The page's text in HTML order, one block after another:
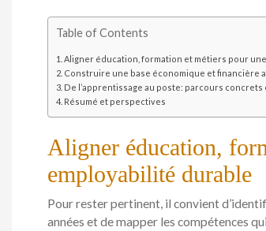
Table of Contents
Aligner éducation, formation et métiers pour
Construire une base économique et financière
De l’apprentissage au poste: parcours
Résumé et perspectives
Aligner éducation,
employabilité durable
Pour rester pertinent, il convient
années et de mapper les compétences